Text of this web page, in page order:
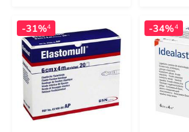
-31%4 -34%4